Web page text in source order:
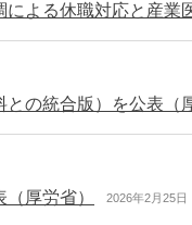
よる休職対応と産業
の統合版）を公表（
厚労省） 2026年2月25日